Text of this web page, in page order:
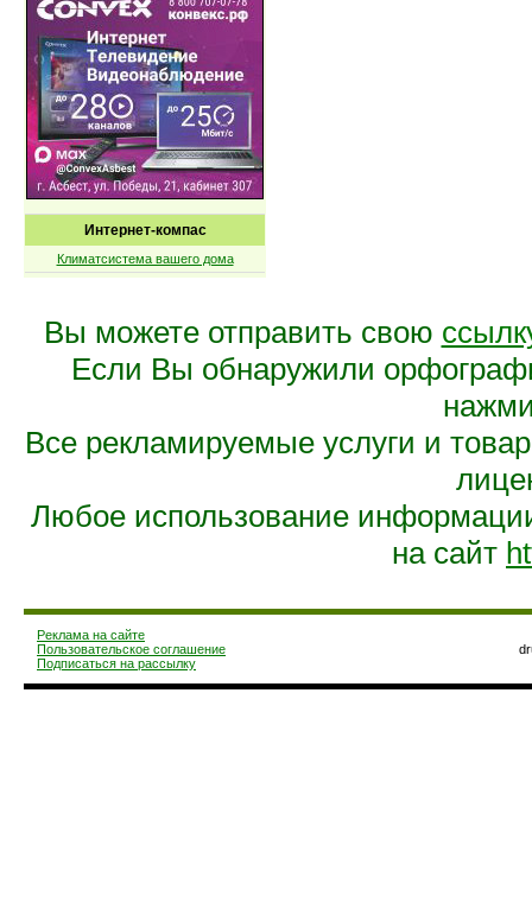
Интернет-компас
Климатсистема вашего дома
Вы можете отправить свою
Если Вы обнаружили
Все рекламируемые услуги и
Любое использование
на сайт
Реклама на сайте
Пользовательское соглашение
Подписаться на рассылку